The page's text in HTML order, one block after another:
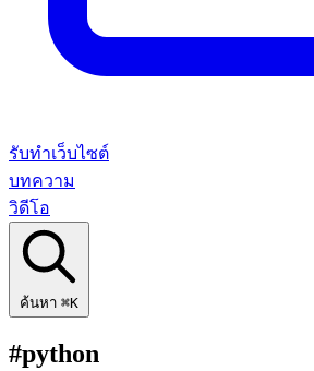
รับทำเว็บไซต์
บทความ
วิดีโอ
ค้นหา ⌘K
#python